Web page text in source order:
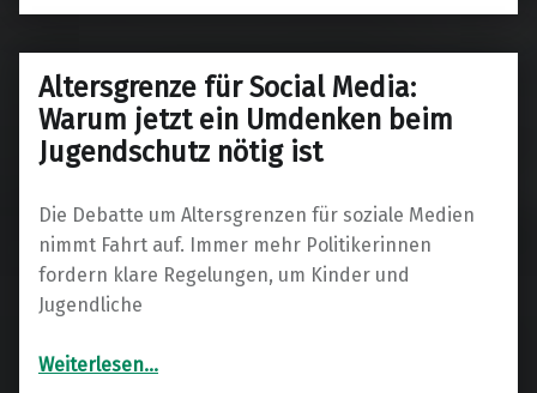
Altersgrenze für Social Media:
Warum jetzt ein Umdenken beim
Jugendschutz nötig ist
Die Debatte um Altersgrenzen für soziale Medien
nimmt Fahrt auf. Immer mehr Politikerinnen
fordern klare Regelungen, um Kinder und
Jugendliche
Weiterlesen“Altersgrenze für Social Media: Warum jetzt ein Umdenken beim Jugendschutz nötig ist”
…